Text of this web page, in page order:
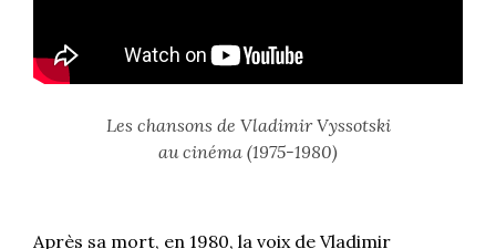
Les chansons de Vladimir Vyssotski
au cinéma (1975-1980)
Après sa mort, en 1980, la voix de Vladimir